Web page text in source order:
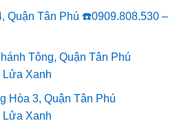
Quận Tân Phú ☎️0909.808.530 –
Tông, Quận Tân Phú
Xanh
Hòa 3, Quận Tân Phú
Xanh